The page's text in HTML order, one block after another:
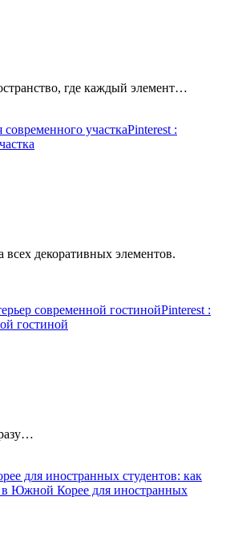
где каждый элемент…
участкаPinterest :
всех декоративных элементов.
современной гостинойPinterest :
гостиной
для иностранных студентов: как
Южной Корее для иностранных